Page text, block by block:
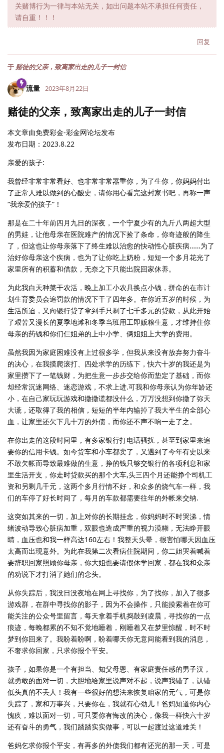
关赌博行为一律与本站无关，如出问题本站不承担任何责任，
请自重！！！
回复
于 赌徒的父亲，致离家出走的儿子一封信
流量 2023年8月22日
赌徒的父亲，致离家出走的儿子一封信
本文章由免费彩金-彩金网论坛发布
发布日期：2023.8.22
亲爱的孩子:
我曾经非常非常看好、也非常非常器重你，为了生你，你妈妈付出
了正常人难以做到的心酸史，请你用心看完这封家书吧，再称一声
“我亲爱的孩子”！
那是在二十年前四月九日的深夜，一个宁夏少有的九斤八两超大型
的男娃，让他母亲在医院难产的情况下捡了条命，你奇迹般的降生
了，但这也让你母亲落下了终生难以治愈的快动性心脏疾病……为了
治好你母亲这个疾病，也为了让你吃上奶粉，短短一个多月花光了
家里所有的积蓄和借款，无奈之下只能出院回家休养。
为此我白天种菜干农活，晚上加工小农具换点小钱，拼命的在市计
划生育委员会追罚款的情况下干了四年多。在你近五岁的时候，为
生活所迫，又向银行贷了拿到手只剩了七千多元的贷款，从此开始
了艰苦又漫长的夏季地滩和冬季当班用工即贩粮生意，才维持住你
母亲的药钱和你们仨姐弟的上中小学、俩姐姐上大学的费用。
虽然我因为家庭困难没有上过很多学，但我从来没有放弃努力奋斗
的决心，在我摸爬滚打、四处求学的历练下，快六十岁的我还是为
家里攒下了一笔钱财，为把生意一步步交给你而垫定了基础，而你
却经常沉迷网络、迷恋游戏，不求上进.可我和你母亲认为你年䍅还
小，在自己家玩玩游戏和撒撒谎都没什么，万万没想到你撒了弥天
大谎，还取得了我的相信，短短的半年内输掉了我大半生的全部心
血，让家里还欠下几十万的外债，而你还不声不响一走了之。
在你出走的这段时间里，有多家银行打电话骚扰，甚至到家里来追
要你的信用卡钱。如今货车和小车都卖了，又遇到了今年有史以来
不敢欠帐而导致最难做的生意，挣的钱只够交银行的各项利息和家
里生活开支，你走时贷款买的那个大车,头三四个月还能挣个司机工
资和另剩几千元，这两个多月行情不好，和众多的烧气车一样，我
们的车停了好长时间了，每月的车款都需要往年的外帐来交纳.
这突如其来的一切，加上对你的长期挂念，你妈妈时不时哭涕，情
绪波动导致心脏病加重，双眼也造成严重的视力漠糊，无法睁开眼
睛，血压也和我一样高达160左右！我整天头晕，很害怕哪天因血压
太高而出现意外。为此在我第二次看病住院期间，你二姐哭着喊着
要辞职回家照顾你母亲，你大姐也要请假休学回家，都在我和众亲
的劝说下才打消了她们的念头。
从你失踪后，我没日没夜地在网上寻找你，为了找你，加入了很多
游戏群，在群中寻找你的影子，因为不会操作，只能摸索着在你可
能关注的公众号里留言，每天拿着手机捣鼓到凌晨，寻找你的一点
痕迹，每晚都累的不知不觉地睡着，刚睡着又在梦里惊醒，时不时
梦到你回来了。我盼着盼啊，盼着哪天你无意间能看到我的消息，
不奢求你回家，只求你报个平安。
孩子，如果你是一个有担当、知父母恩、有家庭责任感的男子汉，
就勇敢的面对一切，大胆地给家里说声对不起，说声我错了，认错
低头真的不丢人！我有一些很好的想法来恢复咱家的元气，可是你
失踪了，家和万事兴，只要你在，我就有心劲儿！爸妈知道你内心
愧疚，难以面对一切，可只要你有悔改的决心，像我一样快六十岁
还有奋斗的勇气，我们踏踏实实做事，可以一起渡过这道难关！
爸妈乞求你报个平安，有再多的外债我们都有还完的那一天，可是